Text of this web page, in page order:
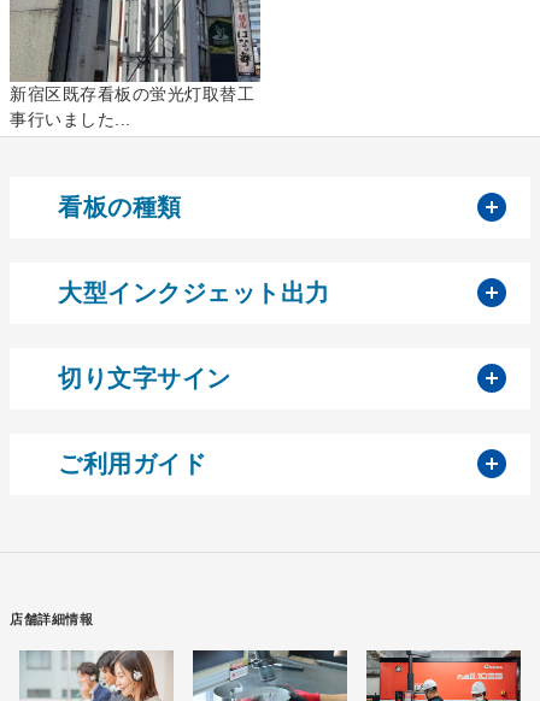
新宿区既存看板の蛍光灯取替工
事行いました...
看板の種類
大型インクジェット出力
切り文字サイン
ご利用ガイド
店舗詳細情報